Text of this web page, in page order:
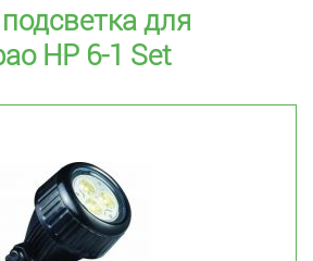
для
HP 6-1 Set